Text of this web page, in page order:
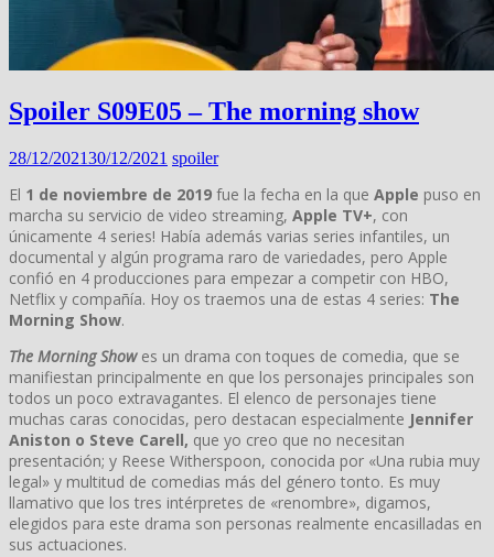
Spoiler S09E05 – The morning show
28/12/202130/12/2021 spoiler
El 1 de noviembre de 2019 fue la fecha en la que Apple puso en
marcha su servicio de video streaming, Apple TV+, con
únicamente 4 series! Había además varias series infantiles, un
documental y algún programa raro de variedades, pero Apple
confió en 4 producciones para empezar a competir con HBO,
Netflix y compañía. Hoy os traemos una de estas 4 series: The
Morning Show.
The Morning Show es un drama con toques de comedia, que se
manifiestan principalmente en que los personajes principales son
todos un poco extravagantes. El elenco de personajes tiene
muchas caras conocidas, pero destacan especialmente Jennifer
Aniston o Steve Carell, que yo creo que no necesitan
presentación; y Reese Witherspoon, conocida por «Una rubia muy
legal» y multitud de comedias más del género tonto. Es muy
llamativo que los tres intérpretes de «renombre», digamos,
elegidos para este drama son personas realmente encasilladas en
sus actuaciones.